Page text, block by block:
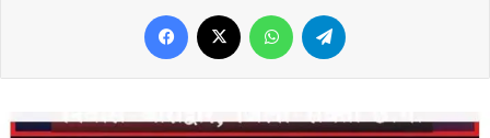
Facebook WhatsApp